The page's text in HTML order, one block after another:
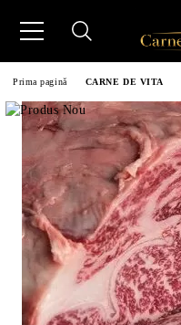
Prima pagină CARNE DE VITA